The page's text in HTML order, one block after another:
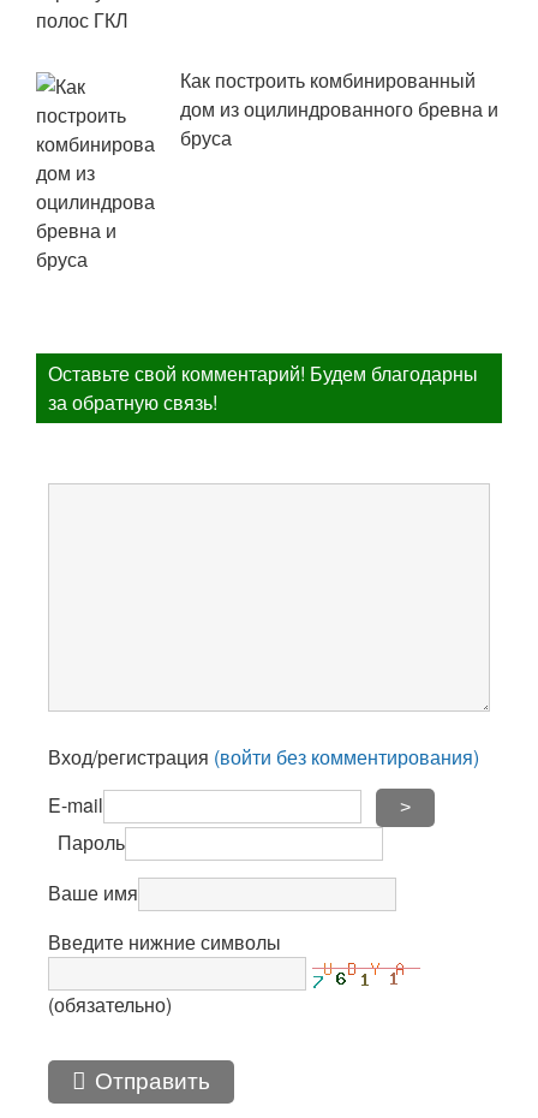
Как построить комбинированный
дом из оцилиндрованного бревна и
бруса
Оставьте свой комментарий! Будем благодарны
за обратную связь!
Вход/регистрация (войти без комментирования)
E-mail
>
Пароль
Ваше имя
Введите нижние символы
(обязательно)
Отправить